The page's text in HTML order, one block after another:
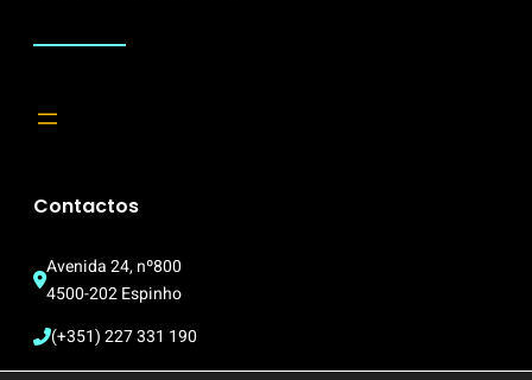
Contactos
Avenida 24, nº800
4500-202 Espinho
(+351) 227 331 190